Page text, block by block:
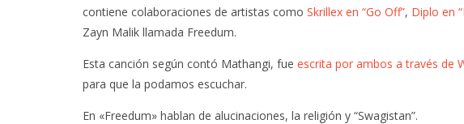
contiene colaboraciones de artistas como Skrillex en “Go Off”, Diplo en
Zayn Malik llamada Freedum.
Esta canción según contó Mathangi, fue escrita por ambos a través de
para que la podamos escuchar.
En «Freedum» hablan de alucinaciones, la religión y “Swagistan”.